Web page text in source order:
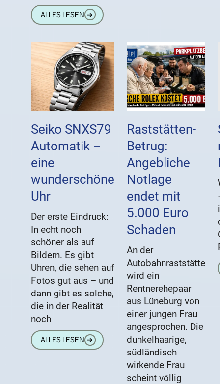
ALLES LESEN ➔
Seiko SNXS79
Automatik –
eine
wunderschöne
Uhr
Der erste Eindruck:
In echt noch
schöner als auf
Bildern. Es gibt
Uhren, die sehen auf
Fotos gut aus – und
dann gibt es solche,
die in der Realität
noch
ALLES LESEN ➔
Raststätten-
Betrug:
Angebliche
Notlage
endet mit
5.000 Euro
Schaden
An der
Autobahnraststätte
wird ein
Rentnerehepaar
aus Lüneburg von
einer jungen Frau
angesprochen. Die
dunkelhaarige,
südländisch
wirkende Frau
scheint völlig